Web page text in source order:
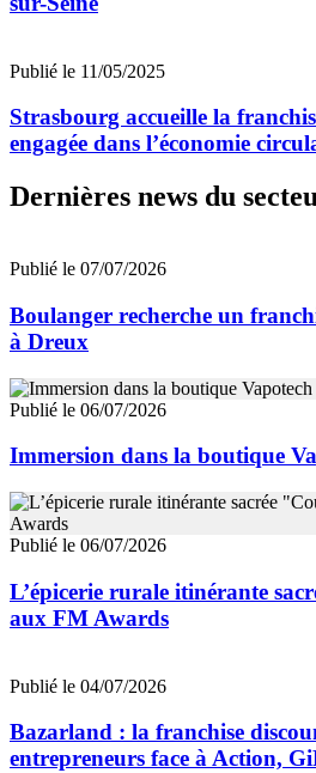
Publié le 11/05/2025
Strasbourg accueille la
engagée dans l’économie
Dernières news du
Publié le 07/07/2026
Boulanger recherche un
à Dreux
Publié le 06/07/2026
Immersion dans la boutique
Publié le 06/07/2026
L’épicerie rurale itinérante
aux FM Awards
Publié le 04/07/2026
Bazarland : la franchise
entrepreneurs face à Action,